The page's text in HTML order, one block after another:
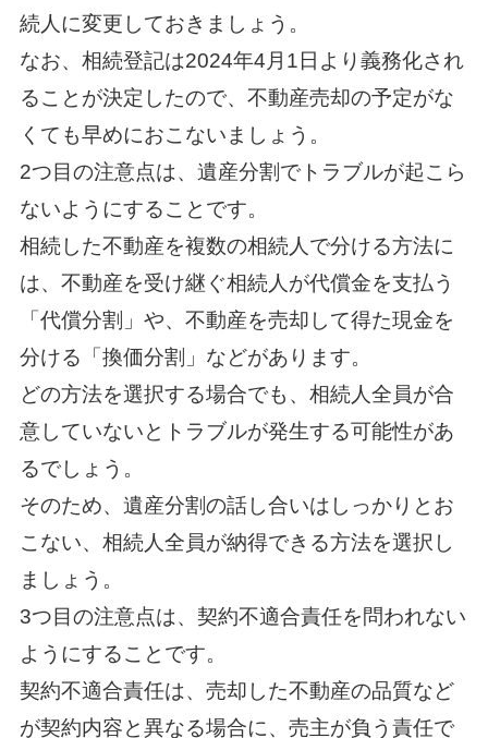
続人に変更しておきましょう。
なお、相続登記は2024年4月1日より義務化され
ることが決定したので、不動産売却の予定がな
くても早めにおこないましょう。
2つ目の注意点は、遺産分割でトラブルが起こら
ないようにすることです。
相続した不動産を複数の相続人で分ける方法に
は、不動産を受け継ぐ相続人が代償金を支払う
「代償分割」や、不動産を売却して得た現金を
分ける「換価分割」などがあります。
どの方法を選択する場合でも、相続人全員が合
意していないとトラブルが発生する可能性があ
るでしょう。
そのため、遺産分割の話し合いはしっかりとお
こない、相続人全員が納得できる方法を選択し
ましょう。
3つ目の注意点は、契約不適合責任を問われない
ようにすることです。
契約不適合責任は、売却した不動産の品質など
が契約内容と異なる場合に、売主が負う責任で